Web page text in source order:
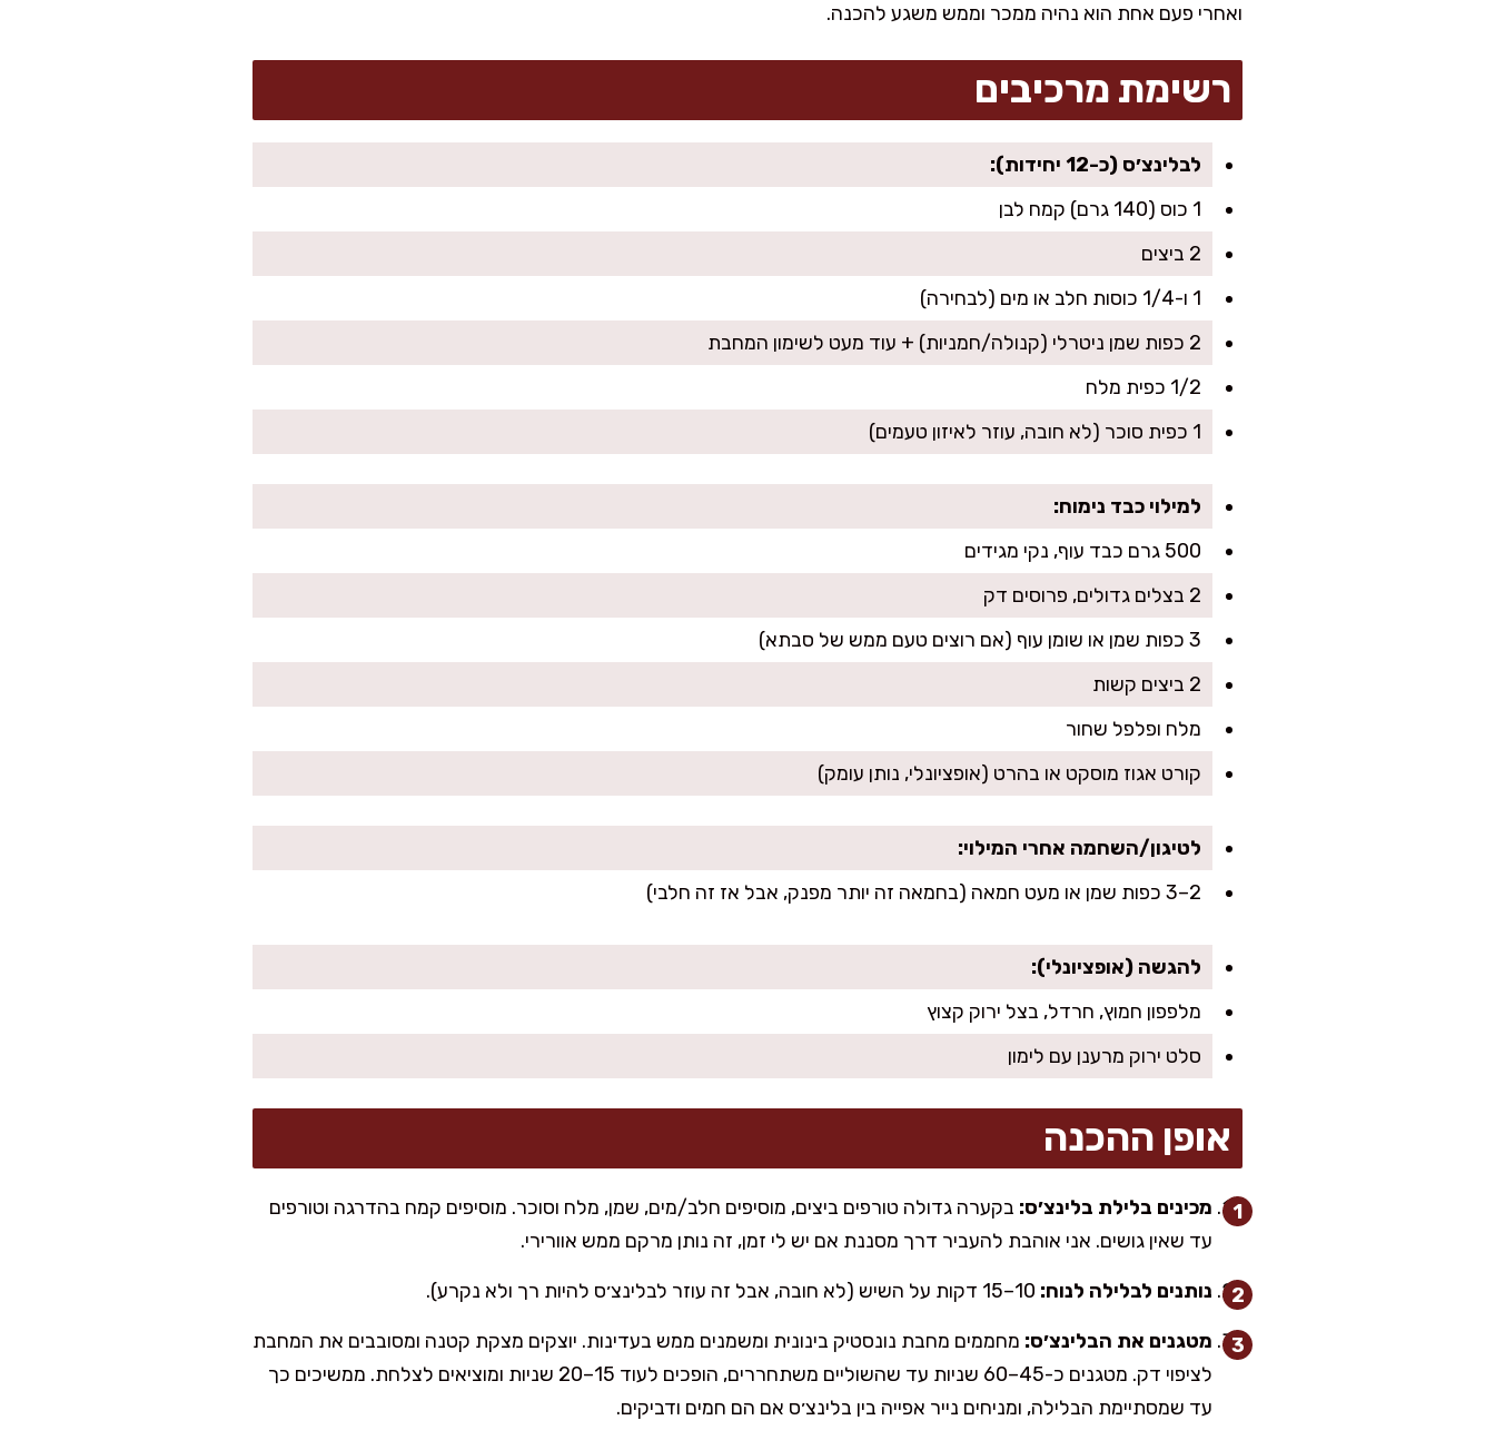
ואחרי פעם אחת הוא נהיה ממכר וממש משגע להכנה.
רשימת מרכיבים
לבלינצ׳ס (כ-12 יחידות):
1 כוס (140 גרם) קמח לבן
2 ביצים
1 ו-1/4 כוסות חלב או מים (לבחירה)
2 כפות שמן ניטרלי (קנולה/חמניות) + עוד מעט לשימון המחבת
1/2 כפית מלח
1 כפית סוכר (לא חובה, עוזר לאיזון טעמים)
למילוי כבד נימוח:
500 גרם כבד עוף, נקי מגידים
2 בצלים גדולים, פרוסים דק
3 כפות שמן או שומן עוף (אם רוצים טעם ממש של סבתא)
2 ביצים קשות
מלח ופלפל שחור
קורט אגוז מוסקט או בהרט (אופציונלי, נותן עומק)
לטיגון/השחמה אחרי המילוי:
2–3 כפות שמן או מעט חמאה (בחמאה זה יותר מפנק, אבל אז זה חלבי)
להגשה (אופציונלי):
מלפפון חמוץ, חרדל, בצל ירוק קצוץ
סלט ירוק מרענן עם לימון
אופן ההכנה
מכינים בלילת בלינצ׳ס: בקערה גדולה טורפים ביצים, מוסיפים חלב/מים, שמן, מלח וסוכר. מוסיפים קמח בהדרגה וטורפים
עד שאין גושים. אני אוהבת להעביר דרך מסננת אם יש לי זמן, זה נותן מרקם ממש אוורירי.
נותנים לבלילה לנוח:
מטגנים את הבלינצ׳ס: מחממים מחבת נונסטיק בינונית ומשמנים ממש בעדינות. יוצקים מצקת קטנה ומסובבים את המחבת
לציפוי דק. מטגנים כ-45–60 שניות עד שהשוליים משתחררים, הופכים לעוד 15–20 שניות ומוציאים לצלחת. ממשיכים כך
עד שמסתיימת הבלילה, ומניחים נייר אפייה בין בלינצ׳ס אם הם חמים ודביקים.